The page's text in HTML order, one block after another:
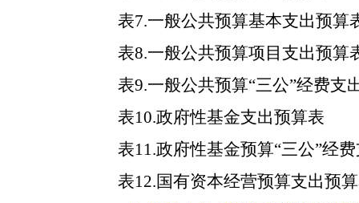
表7.一般公共预算基本支出预算
表8.一般公共预算项目支出预算
表9.一般公共预算“三公”经费支
表10.政府性基金支出预算表
表11.政府性基金预算“三公”经
表12.国有资本经营预算支出预